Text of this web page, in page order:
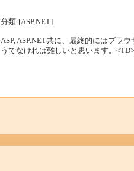
分類:[ASP.NET]
ASP, ASP.NET共に、最終的にはブラ
うでなければ難しいと思います。